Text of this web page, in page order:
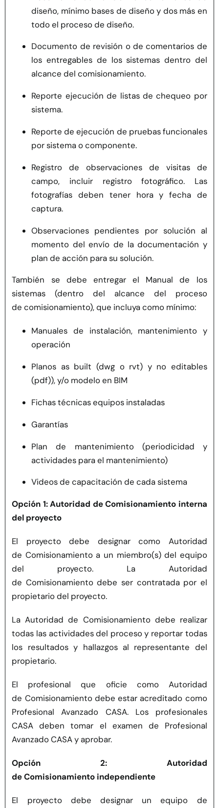
diseño, mínimo bases de diseño y dos más en
todo el proceso de diseño.
Documento de revisión o de comentarios de
los entregables de los sistemas dentro del
alcance del comisionamiento.
Reporte ejecución de listas de chequeo por
sistema.
Reporte de ejecución de pruebas funcionales
por sistema o componente.
Registro de observaciones de visitas de
campo, incluir registro fotográfico. Las
fotografías deben tener hora y fecha de
captura.
Observaciones pendientes por solución al
momento del envío de la documentación y
plan de acción para su solución.
También se debe entregar el Manual de los
sistemas (dentro del alcance del proceso
de comisionamiento), que incluya como mínimo:
Manuales de instalación, mantenimiento y
operación
Planos as built (dwg o rvt) y no editables
(pdf)), y/o modelo en BIM
Fichas técnicas equipos instaladas
Garantías
Plan de mantenimiento (periodicidad y
actividades para el mantenimiento)
Videos de capacitación de cada sistema
Opción 1: Autoridad de Comisionamiento interna
del proyecto
El proyecto debe designar como Autoridad
de Comisionamiento a un miembro(s) del equipo
del proyecto. La Autoridad
de Comisionamiento debe ser contratada por el
propietario del proyecto.
La Autoridad de Comisionamiento debe realizar
todas las actividades del proceso y reportar todas
los resultados y hallazgos al representante del
propietario.
El profesional que oficie como Autoridad
de Comisionamientodebe estar acreditado como
Profesional Avanzado CASA. Los profesionales
CASA deben tomar el examen de Profesional
Avanzado CASA y aprobar.
Opción 2: Autoridad
de Comisionamiento independiente
El proyecto debe designar un equipo de